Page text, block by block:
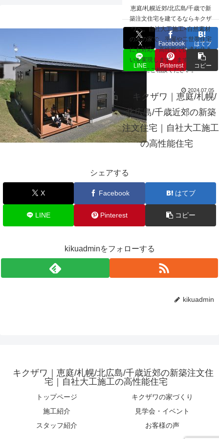
恵庭/札幌近郊/北広島/千歳で新
築注文住宅を建てるならキクザ
ワへ。自社大工施工×自然素材
の木の家で、平屋や二世帯住宅
にも対応。高性能で快適な住ま
いを実現します。まずはお気軽
にご相談ください。
キクザワ｜恵庭/札幌/
北広島/千歳近郊の新築
注文住宅｜自社大工施工
の高性能住宅
☰
053-20240514-3
X Facebook はてブ
LINE Pinterest コピー
2024.07.05
シェアする
X Facebook はてブ
LINE Pinterest コピー
kikuadminをフォローする
kikuadmin
キクザワ｜恵庭/札幌/北広島/千歳近郊の新築注文住
宅｜自社大工施工の高性能住宅
トップページ
キクザワの家づくり
施工紹介
見学会・イベント
スタッフ紹介
お客様の声